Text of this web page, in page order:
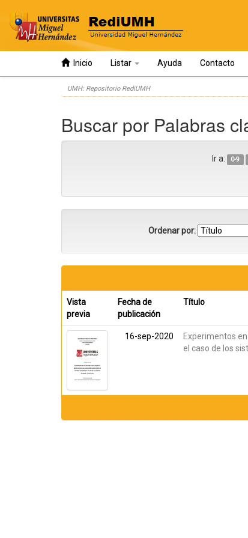
Inicio Listar Ayuda Contacto
UMH: Repositorio RediUMH
Buscar por Palabras
Ir a: 0-9
Ordenar por:
Vista
previa
Fecha de
publicación
Título
16-sep-2020
Experimentos
el caso de los